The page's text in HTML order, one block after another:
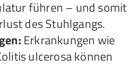
führen – und somit
des Stuhlgangs.
Erkrankungen wie
ulcerosa können